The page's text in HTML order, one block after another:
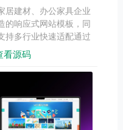
居建材、办公家具企业
的响应式网站模板，同
持多行业快速适配通过
文字图片即可转型为其
业官网，大幅降低开发
。
看源码